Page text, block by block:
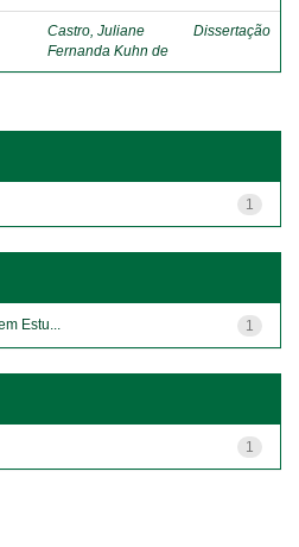
Castro, Juliane
Fernanda Kuhn de
Dissertação
1
1
Estu...
1